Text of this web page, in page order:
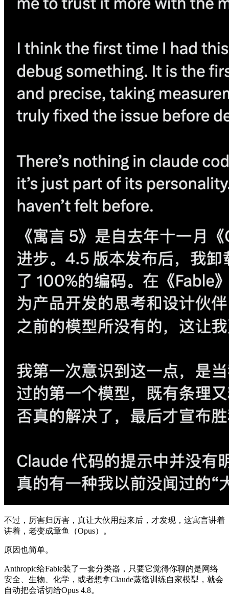
不过，厉害归厉害，真让大伙用起来后，才发现，这寓言讲着
讲着，老变成章鱼（Opus）。
原因也简单。
Anthropic给Fable装了一套分类器，只要它觉得你聊的是网络
安全、生物、化学，或者想拿Claude蒸馏训练自家模型，就会
自动把会话切给Opus 4.8。